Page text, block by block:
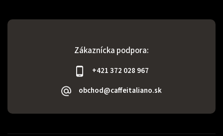
Zákaznícka podpora:
+421 372 028 967
obchod@caffeitaliano.sk